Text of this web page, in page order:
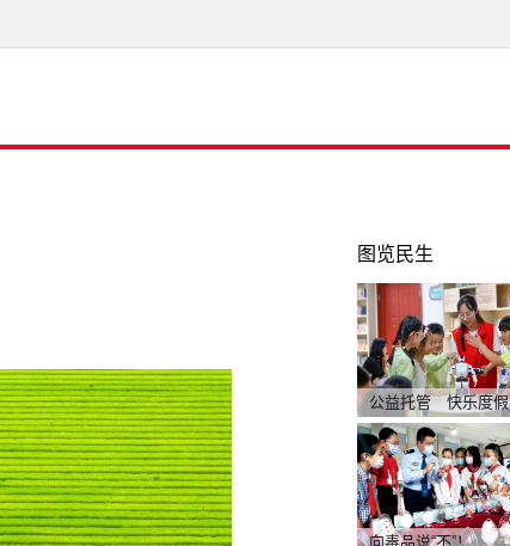
图览民生
公益托管 快乐度假
向毒品说“不”！